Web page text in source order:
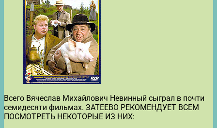
Всего Вячеслав Михайлович Невинный сыграл в почти
семидесяти фильмах. ЗАТЕЕВО РЕКОМЕНДУЕТ ВСЕМ
ПОСМОТРЕТЬ НЕКОТОРЫЕ ИЗ НИХ: